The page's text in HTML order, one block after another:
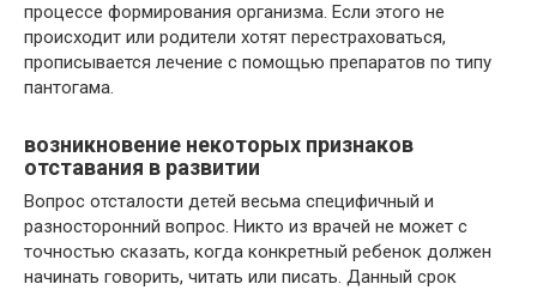
процессе формирования организма. Если этого не
происходит или родители хотят перестраховаться,
прописывается лечение с помощью препаратов по типу
пантогама.
возникновение некоторых признаков
отставания в развитии
Вопрос отсталости детей весьма специфичный и
разносторонний вопрос. Никто из врачей не может с
точностью сказать, когда конкретный ребенок должен
начинать говорить, читать или писать. Данный срок